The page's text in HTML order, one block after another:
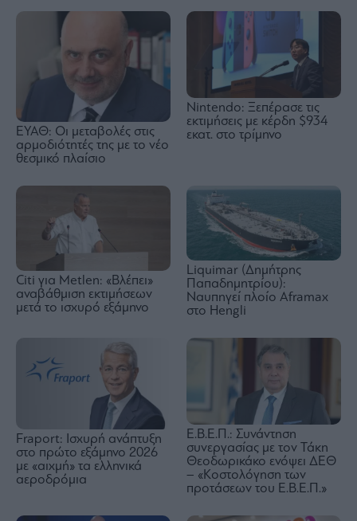
ΕΥΑΘ: Οι μεταβολές στις
αρμοδιότητές της με το νέο
θεσμικό πλαίσιο
Nintendo: Ξεπέρασε τις
εκτιμήσεις με κέρδη $934
εκατ. στο τρίμηνο
Citi για Metlen: «Βλέπει»
αναβάθμιση εκτιμήσεων
μετά το ισχυρό εξάμηνο
Liquimar (Δημήτρης
Παπαδημητρίου):
Ναυπηγεί πλοίο Aframax
στο Hengli
Fraport: Ισχυρή ανάπτυξη
στο πρώτο εξάμηνο 2026
με «αιχμή» τα ελληνικά
αεροδρόμια
Ε.Β.Ε.Π.: Συνάντηση
συνεργασίας με τον Τάκη
Θεοδωρικάκο ενόψει ΔΕΘ
– «Κοστολόγηση των
προτάσεων του Ε.Β.Ε.Π.»